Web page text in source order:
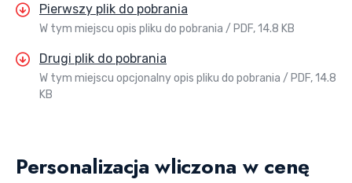
Pierwszy plik do pobrania
W tym miejscu opis pliku do pobrania PDF, 14.8 KB
Drugi plik do pobrania
W tym miejscu opcjonalny opis pliku do pobrania
PDF, 14.8
KB
Personalizacja wliczona w cenę